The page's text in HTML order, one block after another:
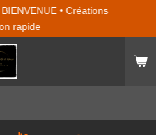
• Créations
rapide